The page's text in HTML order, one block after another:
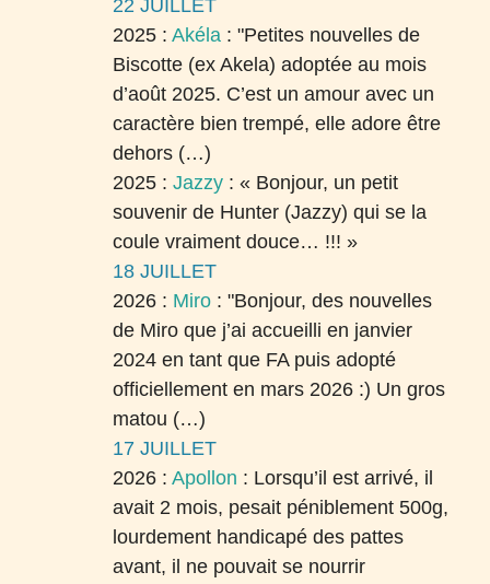
22 JUILLET
2025 :Akéla :"Petites nouvelles de
Biscotte (ex Akela) adoptée au mois
d’août 2025. C’est un amour avec un
caractère bien trempé, elle adore être
dehors (…)
2025 :Jazzy :« Bonjour, un petit
souvenir de Hunter (Jazzy) qui se la
coule vraiment douce… !!! »
18 JUILLET
2026 : Miro :"Bonjour, des nouvelles
de Miro que j’ai accueilli en janvier
2024 en tant que FA puis adopté
officiellement en mars 2026 :) Un gros
matou (…)
17 JUILLET
2026 :Apollon : Lorsqu’il est arrivé, il
avait 2 mois, pesait péniblement 500g,
lourdement handicapé des pattes
avant, il ne pouvait se nourrir